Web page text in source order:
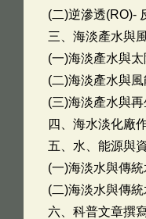
(二)逆滲透(RO)-
三、海淡產水與
(一)海淡產水與
(二)海淡產水與
(三)海淡產水與
四、海水淡化廠
五、水、能源與
(一)海淡水與傳
(二)海淡水與傳
六、科普文章撰